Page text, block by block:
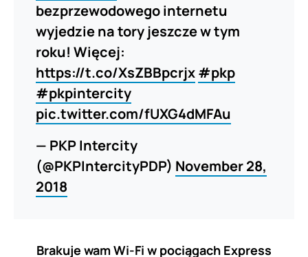
bezprzewodowego internetu
wyjedzie na tory jeszcze w tym
roku! Więcej:
https://t.co/XsZBBpcrjx#pkp
#pkpintercity
pic.twitter.com/fUXG4dMFAu
— PKP Intercity
(@PKPIntercityPDP) November 28,
2018
Brakuje wam Wi-Fi w pociągach Express